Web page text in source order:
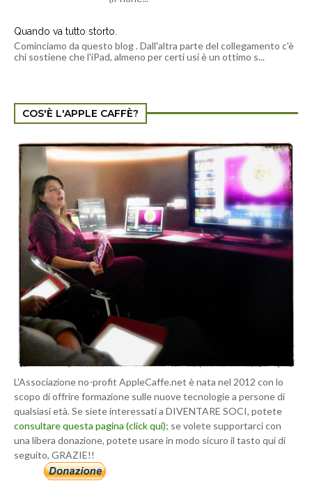
Quando va tutto storto.
Cominciamo da questo blog . Dall'altra parte del collegamento c'è
chi sostiene che l'iPad, almeno per certi usi è un ottimo s...
COS'È L'APPLE CAFFÈ?
L'Associazione no-profit AppleCaffe.net è nata nel 2012 con lo
scopo di offrire formazione sulle nuove tecnologie a persone di
qualsiasi età. Se siete interessati a DIVENTARE SOCI, potete
consultare questa pagina (click qui); se volete supportarci con
una libera donazione, potete usare in modo sicuro il tasto qui di
seguito, GRAZIE!!